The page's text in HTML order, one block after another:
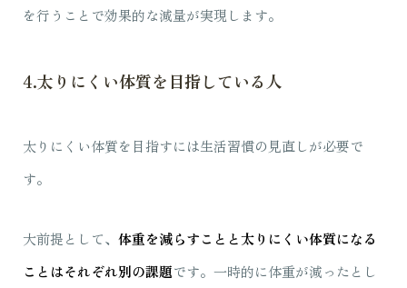
を行うことで効果的な減量が実現します。
4.太りにくい体質を目指している人
太りにくい体質を目指すには生活習慣の見直しが必要で
す。
大前提として、 体重を減らすことと太りにくい体質になる
ことはそれぞれ別の課題です。一時的に体重が減ったとし